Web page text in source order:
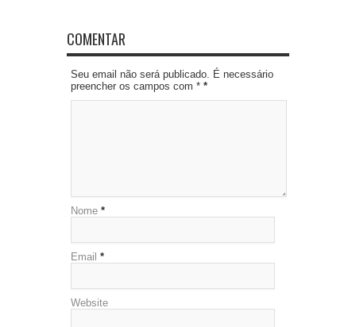
COMENTAR
Seu email não será publicado. É necessário
preencher os campos com * *
Nome *
Email *
Website